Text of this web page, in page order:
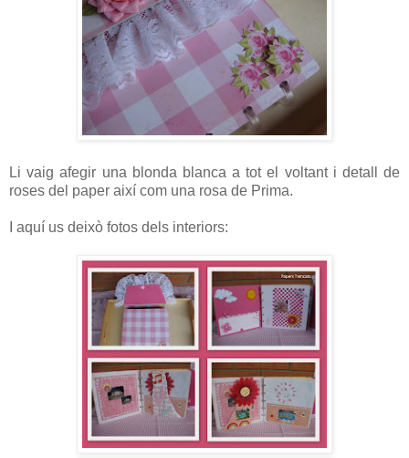
Li vaig afegir una blonda blanca a tot el voltant i detall de
roses del paper així com una rosa de Prima.
I aquí us deixò fotos dels interiors: